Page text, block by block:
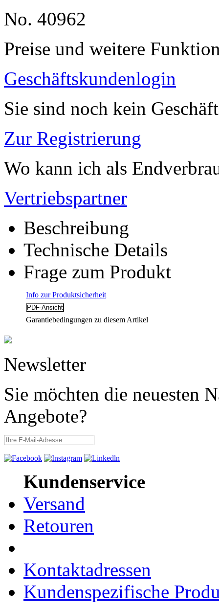
No. 40962
Preise und weitere
Geschäftskundenlogin
Sie sind noch kein
Zur Registrierung
Wo kann ich als
Vertriebspartner
Beschreibung
Technische Details
Frage zum Produkt
Info zur Produktsicherheit
Garantiebedingungen zu diesem Artikel
Newsletter
Sie möchten die neuesten
Angebote?
Kundenservice
Versand
Retouren
Kontaktadressen
Kundenspezifische